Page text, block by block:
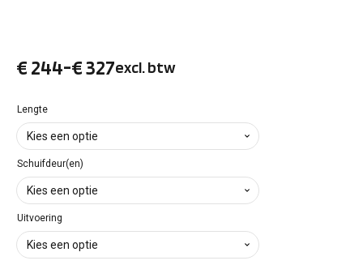
€ 244-€327
Prijsklasse:
€ 244
tot
€ 327
excl. btw
Lengte
Schuifdeur(en)
Uitvoering